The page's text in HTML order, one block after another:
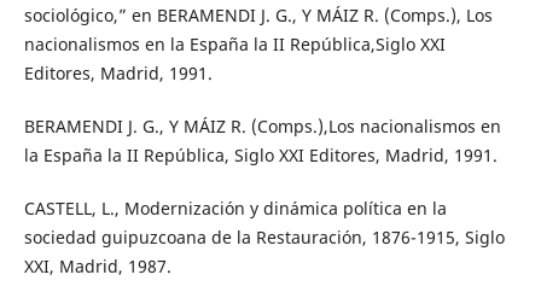
sociológico,” en BERAMENDI J. G., Y MÁIZ R. (Comps.), Los
nacionalismos en la España la II República,Siglo XXI
Editores, Madrid, 1991.
BERAMENDI J. G., Y MÁIZ R. (Comps.),Los nacionalismos en
la España la II República, Siglo XXI Editores, Madrid, 1991.
CASTELL, L., Modernización y dinámica política en la
sociedad guipuzcoana de la Restauración, 1876-1915, Siglo
XXI, Madrid, 1987.